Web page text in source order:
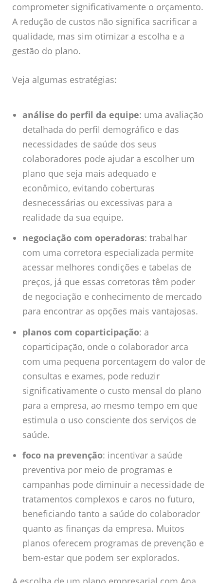
comprometer significativamente o orçamento.
A redução de custos não significa sacrificar a
qualidade, mas sim otimizar a escolha e a
gestão do plano.
Veja algumas estratégias:
análise do perfil da equipe: uma avaliação
detalhada do perfil demográfico e das
necessidades de saúde dos seus
colaboradores pode ajudar a escolher um
plano que seja mais adequado e
econômico, evitando coberturas
desnecessárias ou excessivas para a
realidade da sua equipe.
negociação com operadoras: trabalhar
com uma corretora especializada permite
acessar melhores condições e tabelas de
preços, já que essas corretoras têm poder
de negociação e conhecimento de mercado
para encontrar as opções mais vantajosas.
planos com coparticipação: a
coparticipação, onde o colaborador arca
com uma pequena porcentagem do valor de
consultas e exames, pode reduzir
significativamente o custo mensal do plano
para a empresa, ao mesmo tempo em que
estimula o uso consciente dos serviços de
saúde.
foco na prevenção: incentivar a saúde
preventiva por meio de programas e
campanhas pode diminuir a necessidade de
tratamentos complexos e caros no futuro,
beneficiando tanto a saúde do colaborador
quanto as finanças da empresa. Muitos
planos oferecem programas de prevenção e
bem-estar que podem ser explorados.